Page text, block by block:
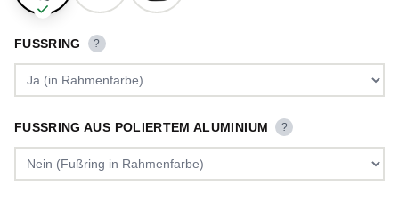
FUSSRING ?
FUSSRING AUS POLIERTEM ALUMINIUM ?